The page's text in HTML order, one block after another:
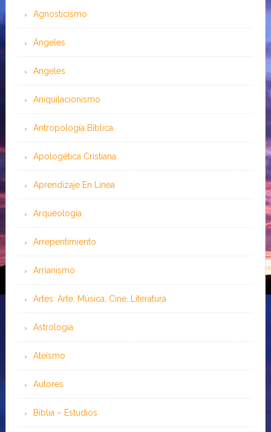
Agnosticismo
Ángeles
Angeles
Aniquilacionismo
Antropología Bíblica
Apologética Cristiana
Aprendizaje En Línea
Arqueología
Arrepentimiento
Arrianismo
Artes: Arte, Música, Cine, Literatura
Astrología
Ateísmo
Autores
Biblia – Estudios